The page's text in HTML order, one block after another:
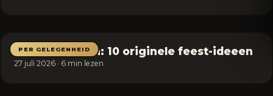
PER GELEGENHEID
30 jaar worden: 10 originele feest-ideeen
27 juli 2026 · 6 min lezen